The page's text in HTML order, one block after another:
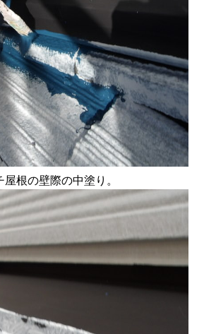
根の壁際の中塗り。